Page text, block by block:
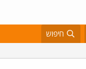
חיפוש